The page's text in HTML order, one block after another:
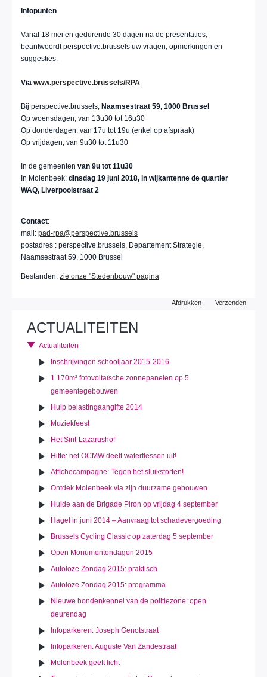
Infopunten
Vanaf 18 mei en gedurende 30 dagen na de presentaties,
beantwoordt perspective.brussels uw vragen, opmerkingen en
suggesties.
Via www.perspective.brussels/RPA
Bij perspective.brussels, Naamsestraat 59, 1000 Brussel
Op woensdagen, van 13u30 tot 16u30
Op donderdagen, van 17u tot 19u (enkel op afspraak)
Op vrijdagen, van 9u30 tot 11u30
In de gemeenten van 9u tot 11u30
In Molenbeek: dinsdag 19 juni 2018, in wijkantenne de quartier
WAQ, Liverpoolstraat 2
Contact:
mail: pad-rpa@perspective.brussels
postadres : perspective.brussels, Departement Strategie,
Naamsestraat 59, 1000 Brussel
Bestanden: zie onze "Stedenbouw" pagina
Afdrukken Verzenden
ACTUALITEITEN
Actualiteiten
Inschrijvingen schooljaar 2015-2016
1.170m² fotovoltaïsche zonnepanelen op 5
gemeentegebouwen
Hulp belastingaangifte 2014
Muziekfeest
Het Sint-Lazarushof
Hitte: het OCMW deelt waterflessen uit!
Affichecampagne: Tegen het sluikstorten!
Ontdek Molenbeek via zijn duurzame gebouwen
Hulde aan de Brigade Piron op vrijdag 4 september
Hagel in juni 2014 – Aanvraag tot schadevergoeding
Brussels Cycling Classic op zaterdag 5 september
Open Monumentendagen 2015
Autoloze Zondag 2015: praktisch
Autoloze Zondag 2015: programma
Nieuwe hondenkennel van de politiezone: open
deurendag
Infoparkeren: Joseph Genotstraat
Infoparkeren: Auguste Van Zandestraat
Molenbeek geeft licht